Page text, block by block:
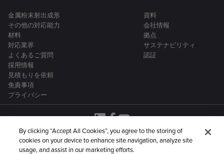
金属粉末射出成形
その他の対応能力
材料
対応業界
よくあるご質問
資料
会社情報
拠点
サステナビリティ
認証
採用情報
見積もりを依頼
免責事項
プライバシー
OptiMIMは、金属製造企業からなるより大きなグルー
By clicking “Accept All Cookies”, you agree to the storing of
cookies on your device to enhance site navigation, analyze site
usage, and assist in our marketing efforts.